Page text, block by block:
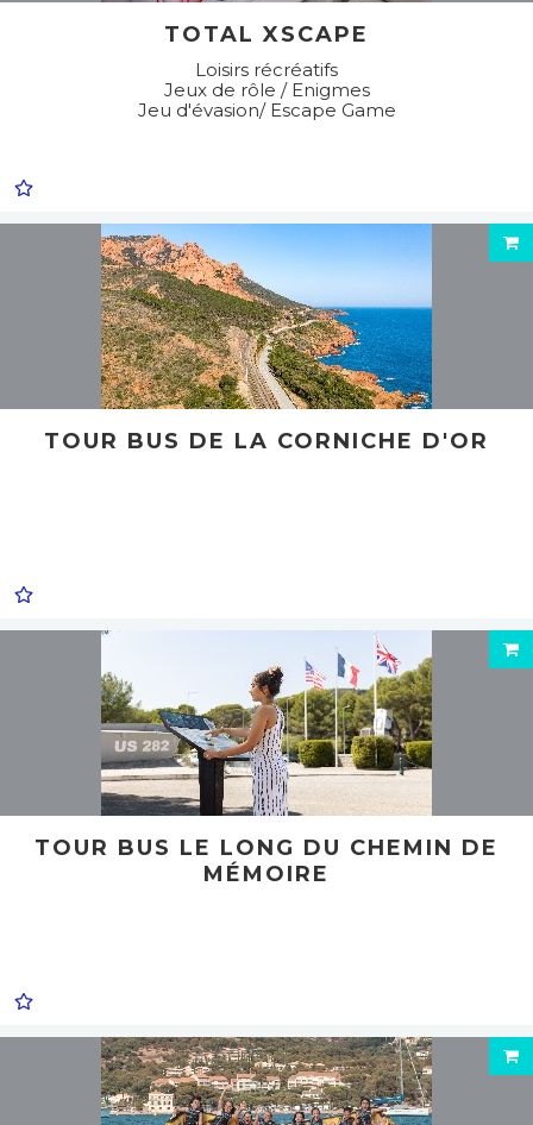
TOTAL XSCAPE
Loisirs récréatifs
Jeux de rôle / Enigmes
Jeu d'évasion/ Escape Game
TOUR BUS DE LA CORNICHE D'OR
TOUR BUS LE LONG DU CHEMIN DE
MÉMOIRE